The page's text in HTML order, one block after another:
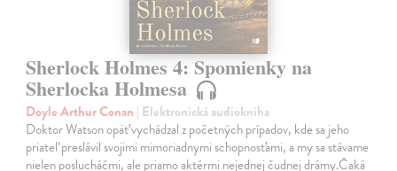
Sherlock Holmes 4: Spomienky na
Sherlocka Holmesa
Doyle Arthur Conan | Elektronická audiokniha
Doktor Watson opäť vychádzal z početných prípadov, kde sa jeho
priateľ preslávil svojimi mimoriadnymi schopnosťami, a my sa stávame
nielen poslucháčmi, ale priamo aktérmi nejednej čudnej drámy.Čaká